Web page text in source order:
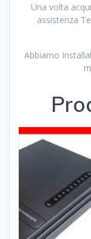
Una volta
assistenza
Abbiamo